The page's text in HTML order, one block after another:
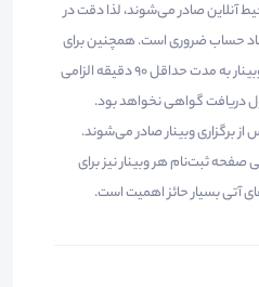
آنلاین صادر می‌شوند، لذا دقت در
حساب ضروری است. همچنین برای
دریافت گواهی، حضور فعال در وبینار به مدت حداقل ۹۰ دقیقه الزامی
دریافت گواهی نخواهد بود.
۱۰ روز کاری پس از برگزاری وبینار صادر می‌شوند.
صفحه ثبت‌نام هر وبینار نیز برای
آتی بسیار حائز اهمیت است.